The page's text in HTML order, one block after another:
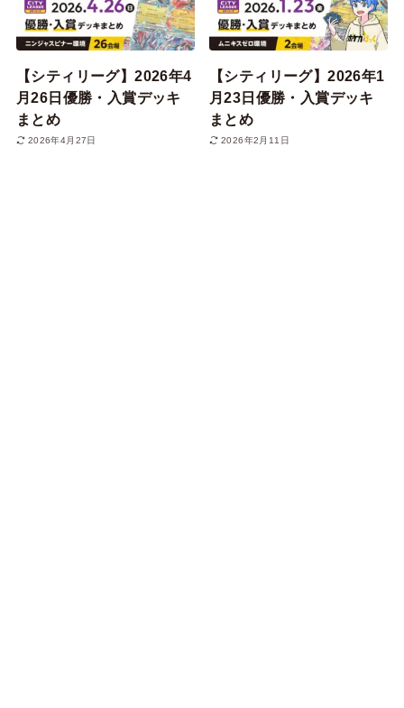
【シティリーグ】2026年4
月26日優勝・入賞デッキ
まとめ
2026年4月27日
【シティリーグ】2026年1
月23日優勝・入賞デッキ
まとめ
2026年2月11日